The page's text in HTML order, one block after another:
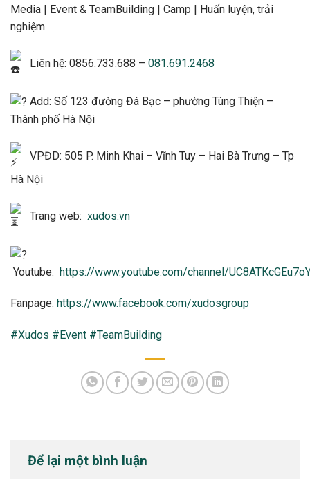
Media | Event & TeamBuilding | Camp | Huấn luyện, trải
nghiệm
Liên hệ: 0856.733.688 – 081.691.2468
Add: Số 123 đường Đá Bạc – phường Tùng Thiện –
Thành phố Hà Nội
VPĐD: 505 P. Minh Khai – Vĩnh Tuy – Hai Bà Trưng – Tp
Hà Nội
Trang web: xudos.vn
Youtube: https://www.youtube.com/channel/
Fanpage: https://www.facebook.com/xudosgroup
#Xudos #Event #TeamBuilding
Để lại một bình luận